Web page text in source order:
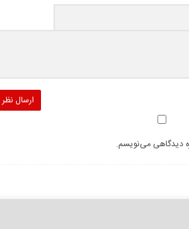
ارسال نظر
دیدگاهی می‌نویسم.